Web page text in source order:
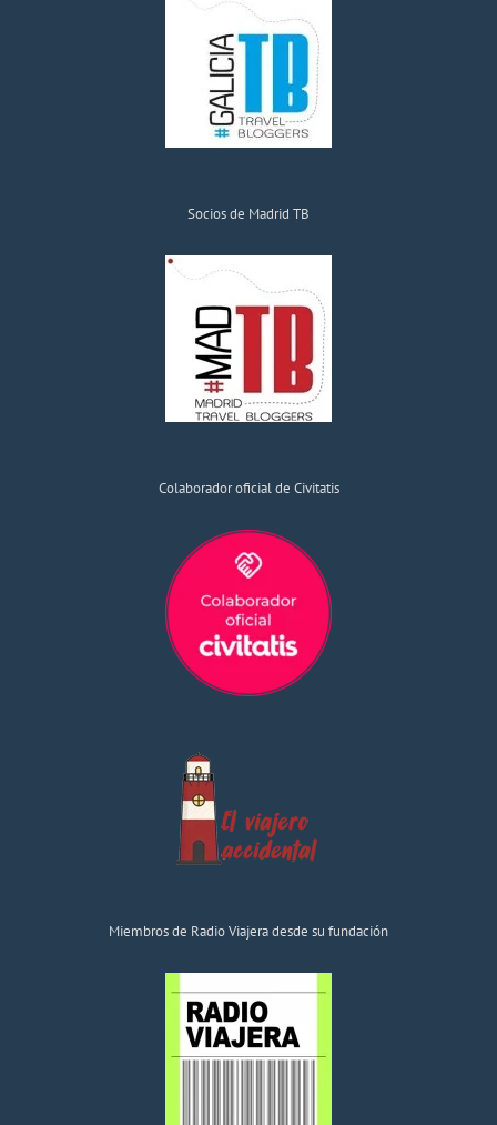
Socios de Madrid TB
Colaborador oficial de Civitatis
Miembros de Radio Viajera desde su fundación